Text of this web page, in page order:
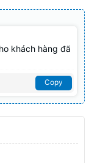
khách hàng đã
Copy